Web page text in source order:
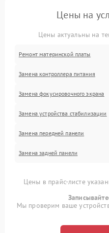
Цены на
Цены актуальны на
Ремонт материнской платы
Замена контроллера питания
Замена фокусировочного экрана
Замена устройства стабилизации
Замена передней панели
Замена задней панели
Цены в прайс-листе
Мы проверим ваше